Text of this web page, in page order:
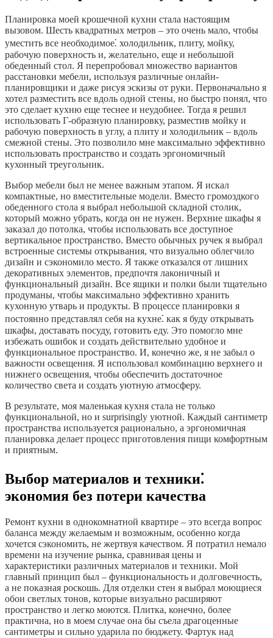
Планировка моей крошечной кухни стала настоящим
вызовом. Шесть квадратных метров – это очень мало, чтобы
уместить все необходимое⁚ холодильник, плиту, мойку,
рабочую поверхность и, желательно, еще и небольшой
обеденный стол. Я перепробовал множество вариантов
расстановки мебели, используя различные онлайн-
планировщики и даже рисуя эскизы от руки. Первоначально я
хотел разместить все вдоль одной стены, но быстро понял, что
это сделает кухню еще теснее и неудобнее. Тогда я решил
использовать Г-образную планировку, разместив мойку и
рабочую поверхность в углу, а плиту и холодильник – вдоль
смежной стены. Это позволило мне максимально эффективно
использовать пространство и создать эргономичный
кухонный треугольник.
Выбор мебели был не менее важным этапом. Я искал
компактные, но вместительные модели. Вместо громоздкого
обеденного стола я выбрал небольшой складной столик,
который можно убрать, когда он не нужен. Верхние шкафы я
заказал до потолка, чтобы использовать все доступное
вертикальное пространство. Вместо обычных ручек я выбрал
встроенные системы открывания, что визуально облегчило
дизайн и сэкономило место. Я также отказался от лишних
декоративных элементов, предпочтя лаконичный и
функциональный дизайн. Все ящики и полки были тщательно
продуманы, чтобы максимально эффективно хранить
кухонную утварь и продукты. В процессе планировки я
постоянно представлял себя на кухне⁚ как я буду открывать
шкафы, доставать посуду, готовить еду. Это помогло мне
избежать ошибок и создать действительно удобное и
функциональное пространство. И, конечно же, я не забыл о
важности освещения. Я использовал комбинацию верхнего и
нижнего освещения, чтобы обеспечить достаточное
количество света и создать уютную атмосферу.
В результате, моя маленькая кухня стала не только
функциональной, но и surprisingly уютной. Каждый сантиметр
пространства используется рационально, а эргономичная
планировка делает процесс приготовления пищи комфортным
и приятным.
Выбор материалов и техники⁚
экономия без потери качества
Ремонт кухни в однокомнатной квартире – это всегда вопрос
баланса между желаемым и возможным, особенно когда
хочется сэкономить, не жертвуя качеством. Я потратил немало
времени на изучение рынка, сравнивая цены и
характеристики различных материалов и техники. Мой
главный принцип был – функциональность и долговечность,
а не показная роскошь. Для отделки стен я выбрал моющиеся
обои светлых тонов, которые визуально расширяют
пространство и легко моются. Плитка, конечно, более
практична, но в моем случае она бы съела драгоценные
сантиметры и сильно ударила по бюджету. Фартук над